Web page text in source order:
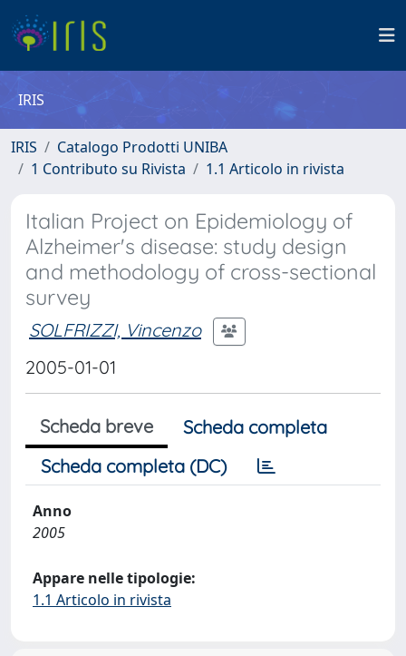
IRIS
IRIS
Catalogo Prodotti UNIBA
1 Contributo su Rivista
1.1 Articolo in rivista
Italian Project on Epidemiology of
Alzheimer's disease: study design
and methodology of cross-sectional
survey
SOLFRIZZI, Vincenzo
2005-01-01
Scheda breve
Scheda completa
Scheda completa (DC)
Anno
2005
Appare nelle tipologie:
1.1 Articolo in rivista